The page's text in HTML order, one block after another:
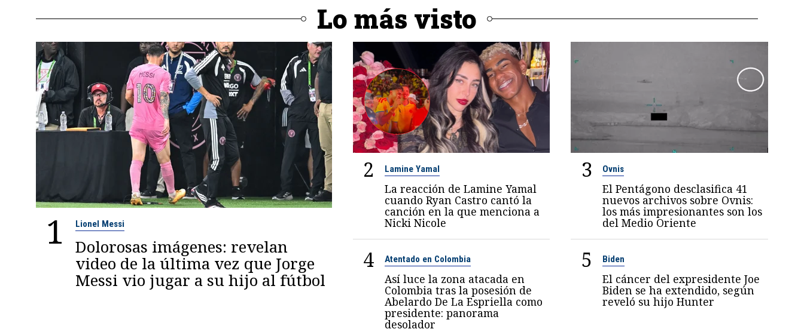
Lo más visto
1 Lionel Messi
Dolorosas imágenes: revelan
video de la última vez que Jorge
Messi vio jugar a su hijo al fútbol
2 Lamine Yamal
La reacción de Lamine Yamal
cuando Ryan Castro cantó la
canción en la que menciona a
Nicki Nicole
3 Ovnis
El Pentágono desclasifica 41
nuevos archivos sobre Ovnis:
los más impresionantes son los
del Medio Oriente
4 Atentado en Colombia
Así luce la zona atacada en
Colombia tras la posesión de
Abelardo De La Espriella como
presidente: panorama
desolador
5 Biden
El cáncer del expresidente Joe
Biden se ha extendido, según
reveló su hijo Hunter